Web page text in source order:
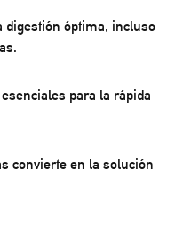
digestión óptima, incluso
para la rápida
convierte en la solución